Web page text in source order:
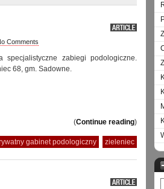
Comments
specjalistyczne zabiegi podologiczne.
68, gm. Sadowne.
(Continue reading)
gabinet podologiczny zieleniec